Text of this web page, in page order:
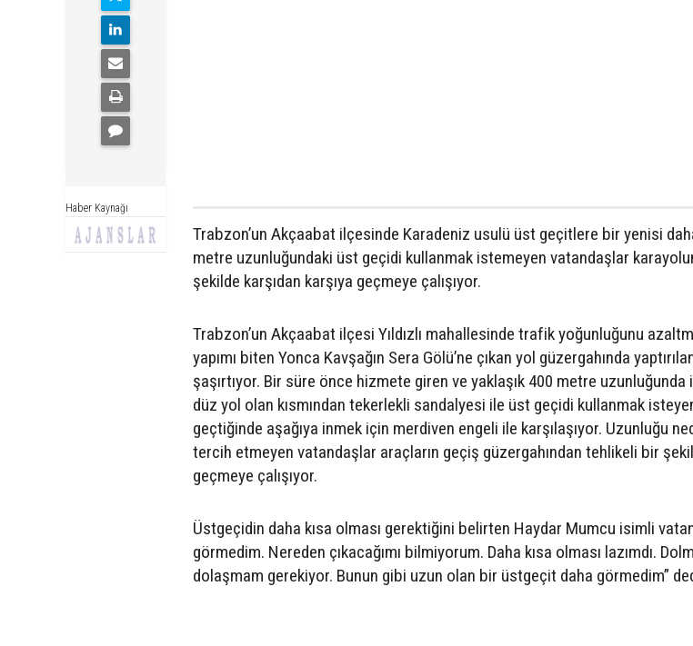
Haber Kaynağı
Trabzon’un Akçaabat ilçesinde Karadeniz usulü üst geçitlere bir yenisi
metre uzunluğundaki üst geçidi kullanmak istemeyen vatandaşlar
şekilde karşıdan karşıya geçmeye çalışıyor.
Trabzon’un Akçaabat ilçesi Yıldızlı mahallesinde trafik yoğunluğunu
yapımı biten Yonca Kavşağın Sera Gölü’ne çıkan yol güzergahında
şaşırtıyor. Bir süre önce hizmete giren ve yaklaşık 400 metre
düz yol olan kısmından tekerlekli sandalyesi ile üst geçidi kullanmak
geçtiğinde aşağıya inmek için merdiven engeli ile karşılaşıyor. Uzunluğu
tercih etmeyen vatandaşlar araçların geçiş güzergahından tehlikeli bir
geçmeye çalışıyor.
Üstgeçidin daha kısa olması gerektiğini belirten Haydar Mumcu isimli
görmedim. Nereden çıkacağımı bilmiyorum. Daha kısa olması lazımdı.
dolaşmam gerekiyor. Bunun gibi uzun olan bir üstgeçit daha görmedim”